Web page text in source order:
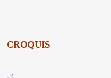
CROQUIS